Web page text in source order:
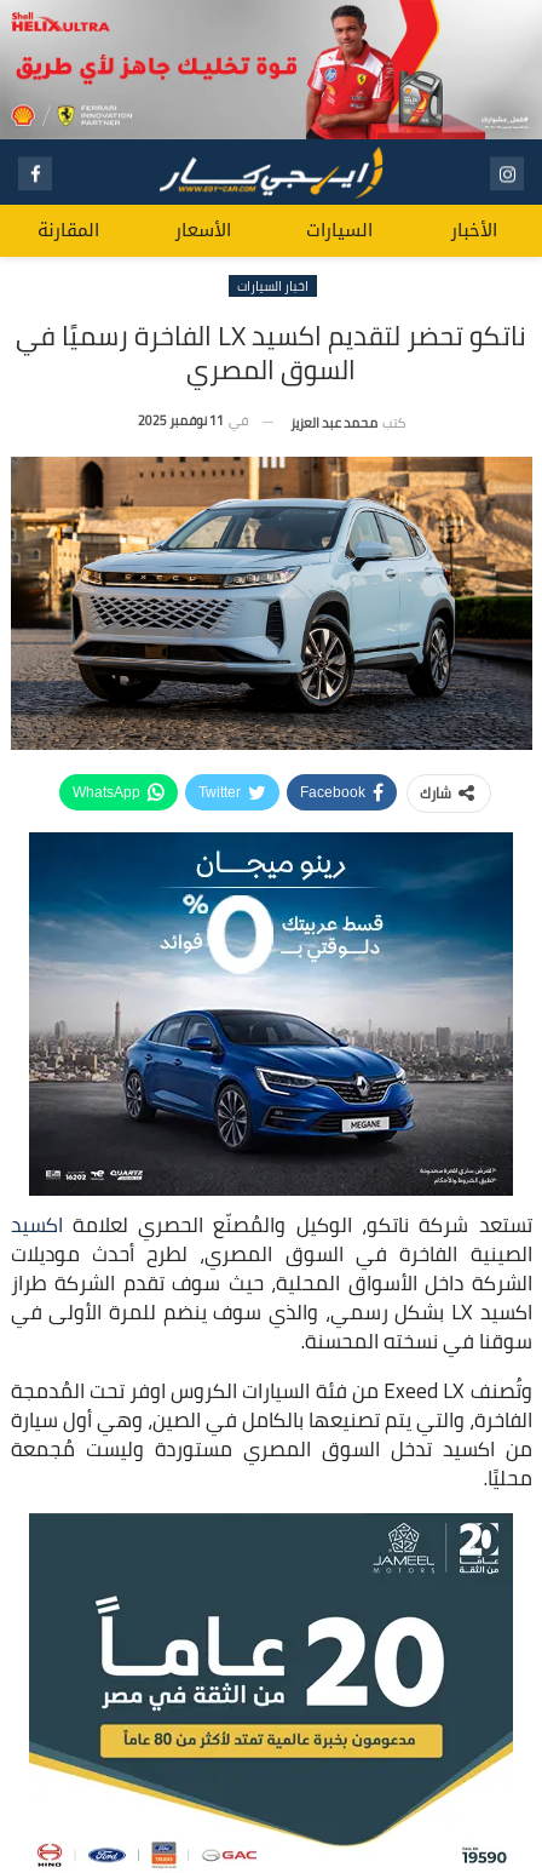
الأخبار السيارات الأسعار المقارنة
اخبار السيارات
ناتكو تحضر لتقديم اكسيد LX الفاخرة رسميًا في
السوق المصري
كتب محمد عبد العزيز في 11 نوفمبر 2025
شارك Facebook
Twitter
WhatsApp
تستعد شركة ناتكو، الوكيل والمُصنّع الحصري لعلامة اكسيد
الصينية الفاخرة في السوق المصري، لطرح أحدث موديلات
الشركة داخل الأسواق المحلية، حيث سوف تقدم الشركة طراز
اكسيد LX بشكل رسمي، والذي سوف ينضم للمرة الأولى في
سوقنا في نسخته المحسنة.
وتُصنف Exeed LX من فئة السيارات الكروس اوفر تحت المُدمجة
الفاخرة، والتي يتم تصنيعها بالكامل في الصين، وهي أول سيارة
من اكسيد تدخل السوق المصري مستوردة وليست مُجمعة
محليًا.